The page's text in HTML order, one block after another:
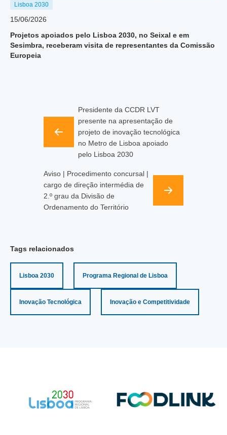
Lisboa 2030
15/06/2026
Projetos apoiados pelo Lisboa 2030, no Seixal e em
Sesimbra, receberam visita de representantes da Comissão
Europeia
Presidente da CCDR LVT
presente na apresentação de
projeto de inovação tecnológica
no Metro de Lisboa apoiado
pelo Lisboa 2030
Aviso | Procedimento concursal |
cargo de direção intermédia de
2.º grau da Divisão de
Ordenamento do Território
Tags relacionados
Lisboa 2030 Programa Regional de Lisboa
Inovação Tecnológica Inovação e Competitividade